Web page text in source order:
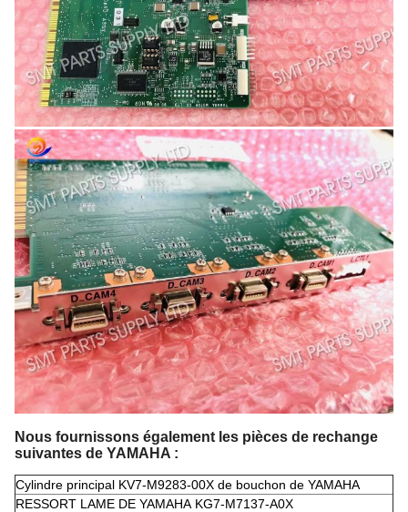
Nous fournissons également les pièces de rechange
suivantes de YAMAHA :
Cylindre principal KV7-M9283-00X de bouchon de YAMAHA
RESSORT LAME DE YAMAHA KG7-M7137-A0X